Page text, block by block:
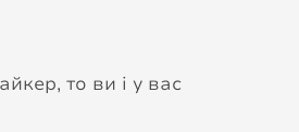
то ви і у вас